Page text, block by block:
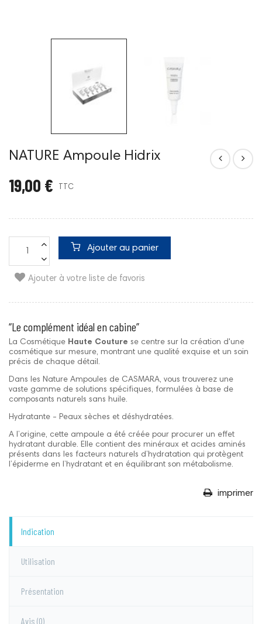
NATURE Ampoule Hidrix
19,00 € TTC
Ajouter au panier
Ajouter à votre liste de favoris
“Le complément idéal en cabine”
La Cosmétique Haute Couture se centre sur la création d'une
cosmétique sur mesure, montrant une qualité exquise et un soin
précis de chaque détail.
Dans les Nature Ampoules de CASMARA, vous trouverez une
vaste gamme de solutions spécifiques, formulées à base de
composants naturels sans huile.
Hydratante - Peaux sèches et déshydratées.
A l’origine, cette ampoule a été créée pour procurer un effet
hydratant durable. Elle contient des minéraux et acides aminés
présents dans les facteurs naturels d’hydratation qui protègent
l’épiderme en l’hydratant et en équilibrant son métabolisme.
imprimer
Indication
Utilisation
Présentation
Avis (0)